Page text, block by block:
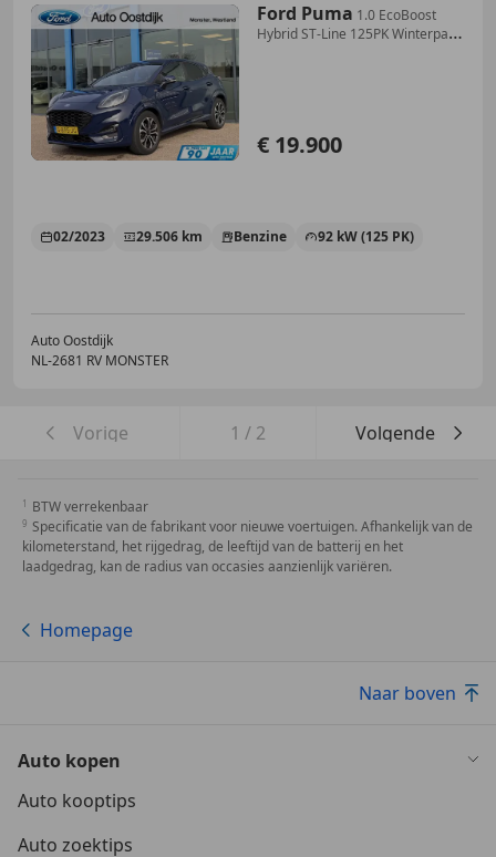
Ford Puma 1.0 EcoBoost
Hybrid ST-Line 125PK Winterpack
€ 19.900
02/2023 29.506 km Benzine 92 kW (125 PK)
Auto Oostdijk
NL-2681 RV MONSTER
Vorige 1 / 2 Volgende
BTW verrekenbaar
Specificatie van de fabrikant voor nieuwe voertuigen. Afhankelijk van de
kilometerstand, het rijgedrag, de leeftijd van de batterij en het
laadgedrag, kan de radius van occasies aanzienlijk variëren.
Homepage
Naar boven
Auto kopen
Auto kooptips
Auto zoektips